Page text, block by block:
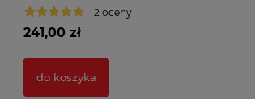
2 oceny
241,00 zł
do koszyka